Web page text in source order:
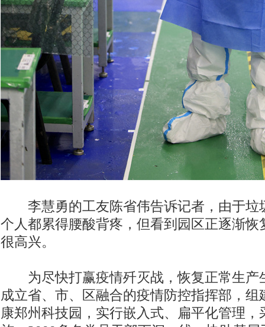
李慧勇的工友陈省伟告诉记者，由于垃
个人都累得腰酸背疼，但看到园区正逐渐恢
很高兴。
为尽快打赢疫情歼灭战，恢复正常生产
成立省、市、区融合的疫情防控指挥部，组
康郑州科技园，实行嵌入式、扁平化管理，